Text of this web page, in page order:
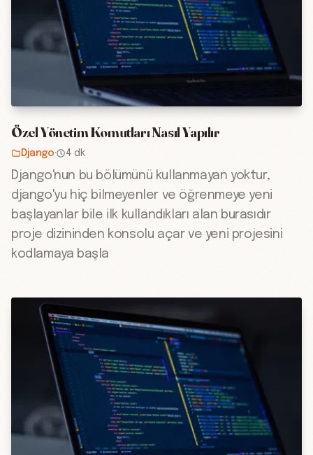
Özel Yönetim Komutları Nasıl Yapılır
Django· 4 dk
Django'nun bu bölümünü kullanmayan yoktur,
django'yu hiç bilmeyenler ve öğrenmeye yeni
başlayanlar bile ilk kullandıkları alan burasıdır
proje dizininden konsolu açar ve yeni projesini
kodlamaya başla